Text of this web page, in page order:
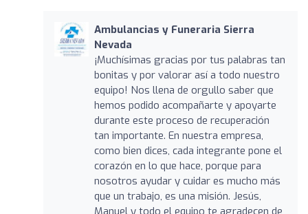
Ambulancias y Funeraria Sierra
Nevada
¡Muchísimas gracias por tus palabras tan
bonitas y por valorar así a todo nuestro
equipo! Nos llena de orgullo saber que
hemos podido acompañarte y apoyarte
durante este proceso de recuperación
tan importante. En nuestra empresa,
como bien dices, cada integrante pone el
corazón en lo que hace, porque para
nosotros ayudar y cuidar es mucho más
que un trabajo, es una misión. Jesús,
Manuel y todo el equipo te agradecen de